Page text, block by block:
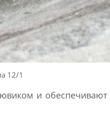
12/1
и обеспечивают